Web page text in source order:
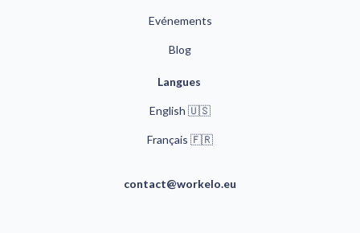
Evénements
Blog
Langues
English 🇺🇸
Français 🇫🇷
contact@workelo.eu